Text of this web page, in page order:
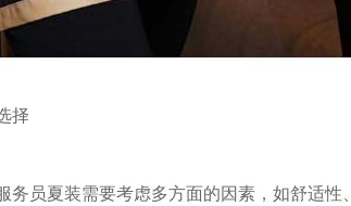
择
务员夏装需要考虑多方面的因素，如舒适